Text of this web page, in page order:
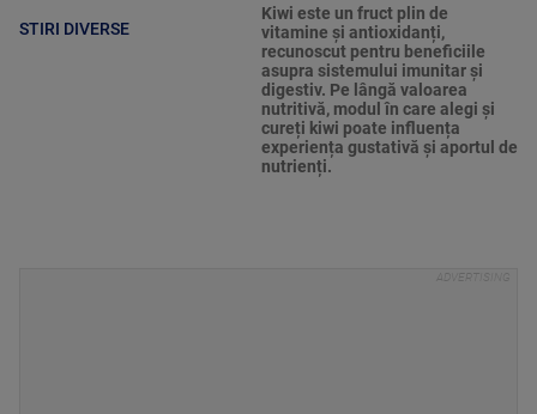
STIRI DIVERSE
Kiwi este un fruct plin de
vitamine și antioxidanți,
recunoscut pentru beneficiile
asupra sistemului imunitar și
digestiv. Pe lângă valoarea
nutritivă, modul în care alegi și
cureți kiwi poate influența
experiența gustativă și aportul de
nutrienți.